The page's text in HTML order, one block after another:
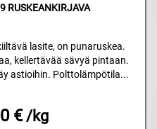
RUSKEANKIRJAVA
lasite, on punaruskea.
kellertävää sävyä pintaan.
astioihin. Polttolämpötila...
€ /kg